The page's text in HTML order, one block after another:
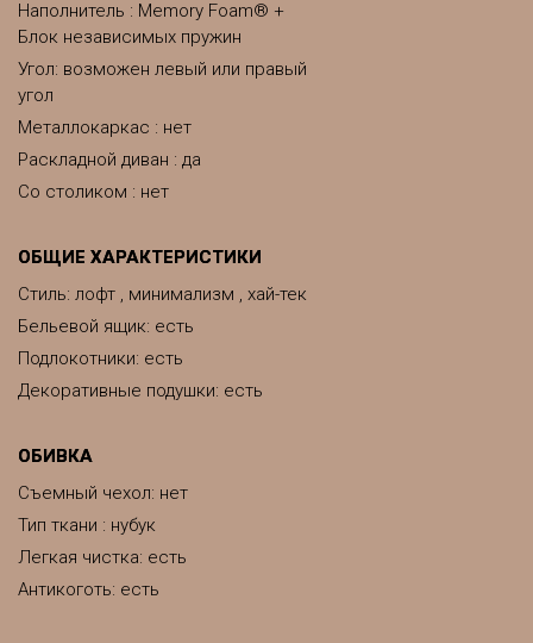
Наполнитель : Memory Foam® +
Блок независимых пружин
Угол: возможен левый или правый
угол
Металлокаркас : нет
Раскладной диван : да
Со столиком : нет
ОБЩИЕ ХАРАКТЕРИСТИКИ
Стиль: лофт , минимализм , хай-тек
Бельевой ящик: есть
Подлокотники: есть
Декоративные подушки: есть
ОБИВКА
Съемный чехол: нет
Тип ткани : нубук
Легкая чистка: есть
Антикоготь: есть